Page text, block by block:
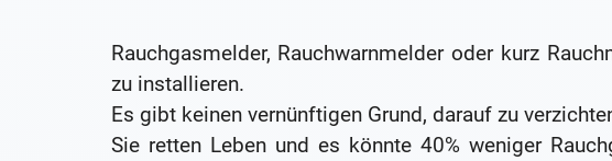
Rauchgasmelder, Rauchwarnmelder oder kurz
zu installieren.
Es gibt keinen vernünftigen Grund, darauf zu
Sie retten Leben und es könnte 40% weniger